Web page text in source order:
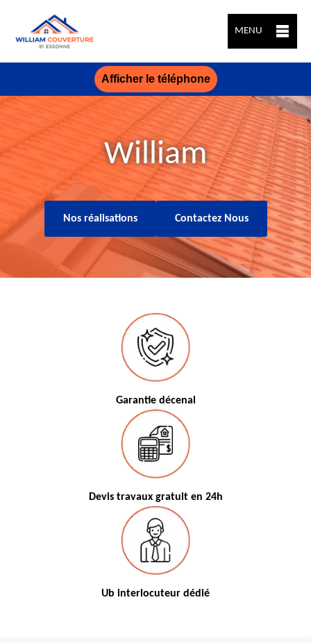
MENU
Afficher le téléphone
William
Nos réalisations Contactez Nous
Garantie décenal
Devis travaux gratuit en 24h
Ub interlocuteur dédié